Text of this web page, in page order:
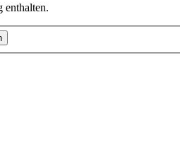
enthalten.